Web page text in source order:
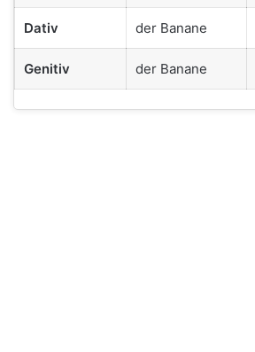
Dativ der Banane
Genitiv der Banane